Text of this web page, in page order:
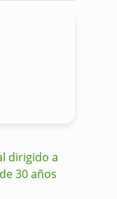
dirigido a
30 años